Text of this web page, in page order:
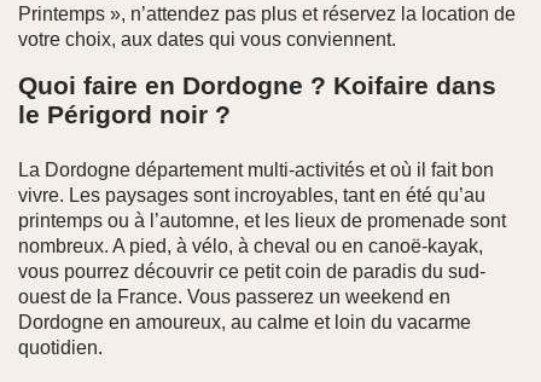
Printemps », n’attendez pas plus et réservez la location de
votre choix, aux dates qui vous conviennent.
Quoi faire en Dordogne ? Koifaire dans
le Périgord noir ?
La Dordogne département multi-activités et où il fait bon
vivre. Les paysages sont incroyables, tant en été qu’au
printemps ou à l’automne, et les lieux de promenade sont
nombreux. A pied, à vélo, à cheval ou en canoë-kayak,
vous pourrez découvrir ce petit coin de paradis du sud-
ouest de la France. Vous passerez un weekend en
Dordogne en amoureux, au calme et loin du vacarme
quotidien.